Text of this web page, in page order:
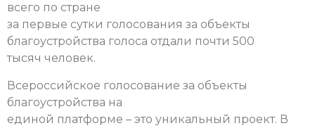
всего по стране
за первые сутки голосования за объекты
благоустройства голоса отдали почти 500
тысяч человек.
Всероссийское голосование за объекты
благоустройства на
единой платформе – это уникальный проект. В